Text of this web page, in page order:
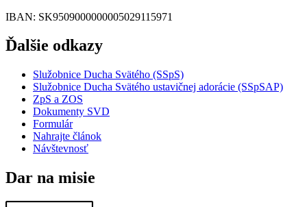
IBAN: SK9509000000005029115971
Ďalšie odkazy
Služobnice Ducha Svätého (SSpS)
Služobnice Ducha Svätého ustavičnej adorácie (SSpSAP)
ZpS a ZOS
Dokumenty SVD
Formulár
Nahrajte článok
Návštevnosť
Dar na misie